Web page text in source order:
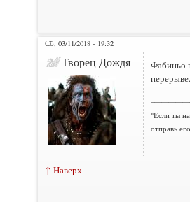
Сб, 03/11/2018 - 19:32
Творец Дождя
Фабиньо
"Если ты
отправь
↑ Наверх